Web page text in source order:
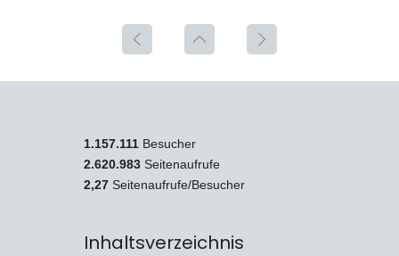
1.157.111 Besucher
2.620.983 Seitenaufrufe
2,27 Seitenaufrufe/Besucher
Inhaltsverzeichnis